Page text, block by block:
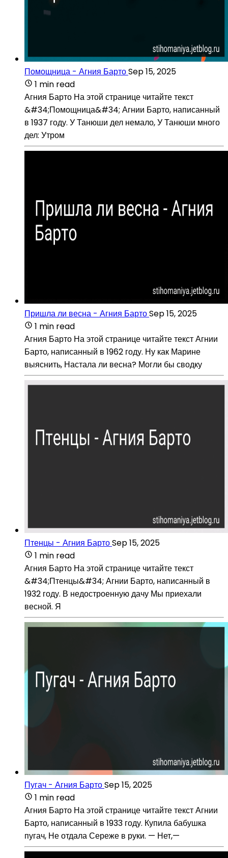
Помощница - Агния БартоSep 15, 2025
1 min read
Агния Барто На этой странице читайте текст
&#34;Помощница&#34; Агнии Барто, написанный
в 1937 году. У Танюши дел немало, У Танюши много
дел: Утром
Пришла ли весна - Агния БартоSep 15, 2025
1 min read
Агния Барто На этой странице читайте текст Агнии
Барто, написанный в 1962 году. Ну как Марине
выяснить, Настала ли весна? Могли бы сводку
Птенцы - Агния БартоSep 15, 2025
1 min read
Агния Барто На этой странице читайте текст
&#34;Птенцы&#34; Агнии Барто, написанный в
1932 году. В недостроенную дачу Мы приехали
весной. Я
Пугач - Агния БартоSep 15, 2025
1 min read
Агния Барто На этой странице читайте текст Агнии
Барто, написанный в 1933 году. Купила бабушка
пугач, Не отдала Сереже в руки. — Нет,—